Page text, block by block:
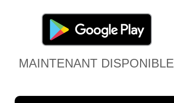
MAINTENANT DISPONIBLE